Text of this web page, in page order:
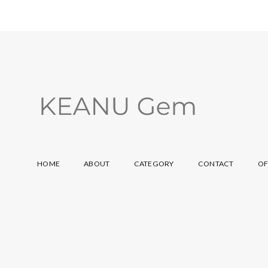
HOME ABOUT CATEGORY CONTACT